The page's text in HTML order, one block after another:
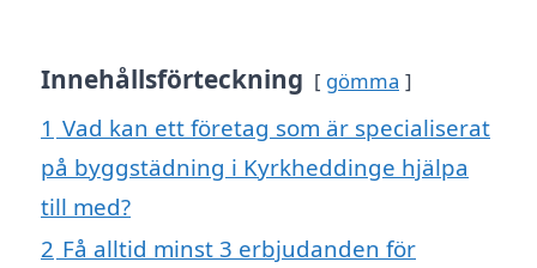
Innehållsförteckning gömma
1 Vad kan ett företag som är specialiserat
på byggstädning i Kyrkheddinge hjälpa
till med?
2 Få alltid minst 3 erbjudanden för